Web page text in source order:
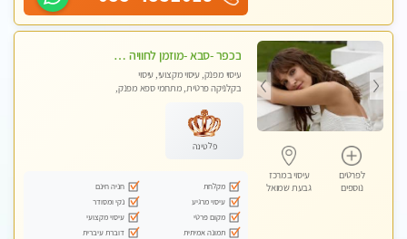
לפרטים
נוספים
עיסוי במרכז
גבעת שמואל
בכפר -סבא -מוזמן לחוויה בלתי נשכחת!!!עיסוי מפנק ביותר מומלץ לחלוטין!!!
עיסוי מפנק, עיסוי מקצועי, עיסוי
בקלניקה פרטית, מתחמי ספא מפנק,
לנשים בלבד
פלטינה
מקלחת
חניה חינם
עיסוי מרגיע
נקי ומסודר
מקום פרטי
עיסוי מקצועי
תמונה אמיתית
דוברת עיברית